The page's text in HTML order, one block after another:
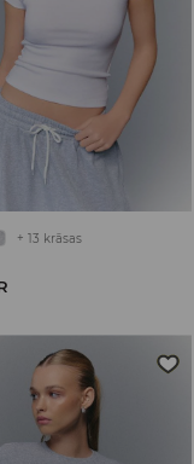
+ 13 krāsas